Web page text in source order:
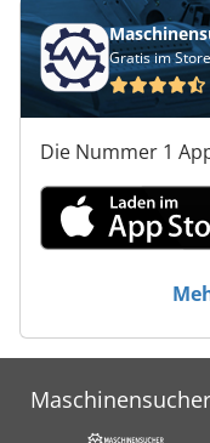
Gratis im Store
Die Nummer 1